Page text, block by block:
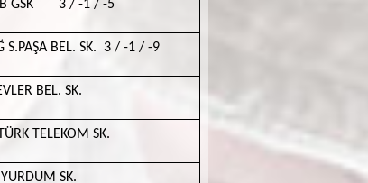
GSK 3 / -1 / -5
S.PAŞA BEL. SK. 3 / -1 / -9
BEL. SK.
TELEKOM SK.
SK.